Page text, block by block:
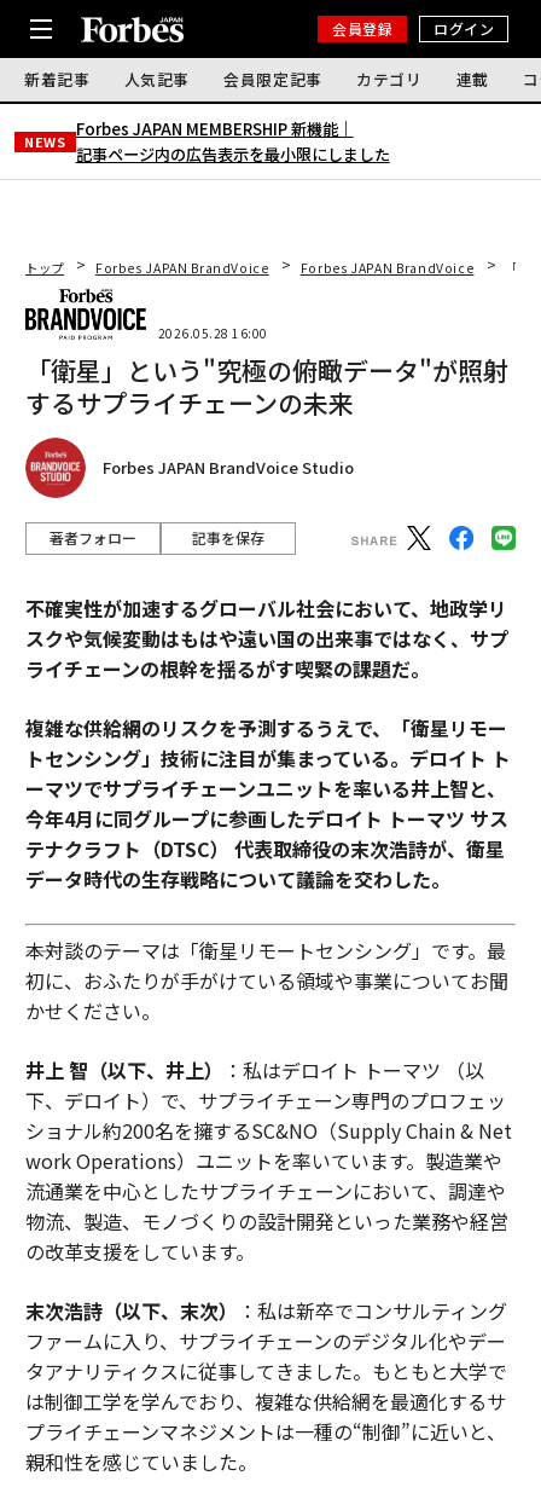
会員登録 ログイン
新着記事 人気記事 会員限定記事 カテゴリ 連載
NEWS
Forbes JAPAN MEMBERSHIP 新機能｜
記事ページ内の広告表示を最小限にしました
トップ Forbes JAPAN BrandVoice Forbes JAPAN BrandVoice 「
2026.05.28 16:00
「衛星」という"究極の俯瞰データ"が照射
するサプライチェーンの未来
Forbes JAPAN BrandVoice Studio
著者フォロー 記事を保存
不確実性が加速するグローバル社会において、地政学リ
スクや気候変動はもはや遠い国の出来事ではなく、サプ
ライチェーンの根幹を揺るがす喫緊の課題だ。
複雑な供給網のリスクを予測するうえで、「衛星リモー
トセンシング」技術に注目が集まっている。デロイト ト
ーマツでサプライチェーンユニットを率いる井上智と、
今年4月に同グループに参画したデロイト トーマツ サス
テナクラフト（DTSC） 代表取締役の末次浩詩が、衛星
データ時代の生存戦略について議論を交わした。
――本対談のテーマは「衛星リモートセンシング」です。最
初に、おふたりが手がけている領域や事業についてお聞
かせください。
井上 智（以下、井上）
：私はデロイト トーマツ （以
下、デロイト）で、サプライチェーン専門のプロフェッ
ショナル約200名を擁するSC&NO（Supply Chain & Net
work Operations）ユニットを率いています。製造業や
流通業を中心としたサプライチェーンにおいて、調達や
物流、製造、モノづくりの設計開発といった業務や経営
の改革支援をしています。
末次浩詩（以下、末次）
：私は新卒でコンサルティング
ファームに入り、サプライチェーンのデジタル化やデー
タアナリティクスに従事してきました。もともと大学で
は制御工学を学んでおり、複雑な供給網を最適化するサ
プライチェーンマネジメントは一種の“制御”に近いと、
親和性を感じていました。